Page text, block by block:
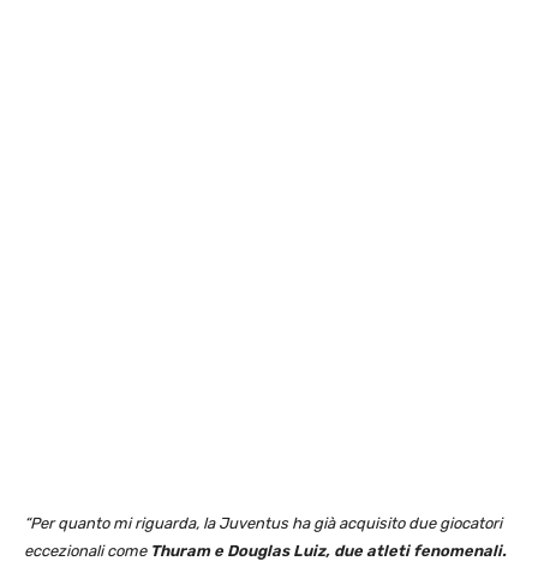
“Per quanto mi riguarda, la Juventus ha già acquisito due giocatori
eccezionali come Thuram e Douglas Luiz, due atleti fenomenali.